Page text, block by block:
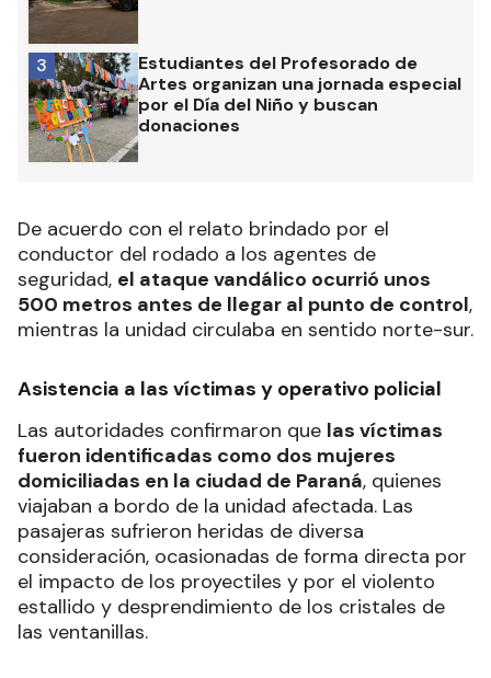
Estudiantes del Profesorado de
Artes organizan una jornada especial
por el Día del Niño y buscan
donaciones
3
De acuerdo con el relato brindado por el
conductor del rodado a los agentes de
seguridad, el ataque vandálico ocurrió unos
500 metros antes de llegar al punto de control,
mientras la unidad circulaba en sentido norte-sur.
Asistencia a las víctimas y operativo policial
Las autoridades confirmaron que las víctimas
fueron identificadas como dos mujeres
domiciliadas en la ciudad de Paraná, quienes
viajaban a bordo de la unidad afectada. Las
pasajeras sufrieron heridas de diversa
consideración, ocasionadas de forma directa por
el impacto de los proyectiles y por el violento
estallido y desprendimiento de los cristales de
las ventanillas.